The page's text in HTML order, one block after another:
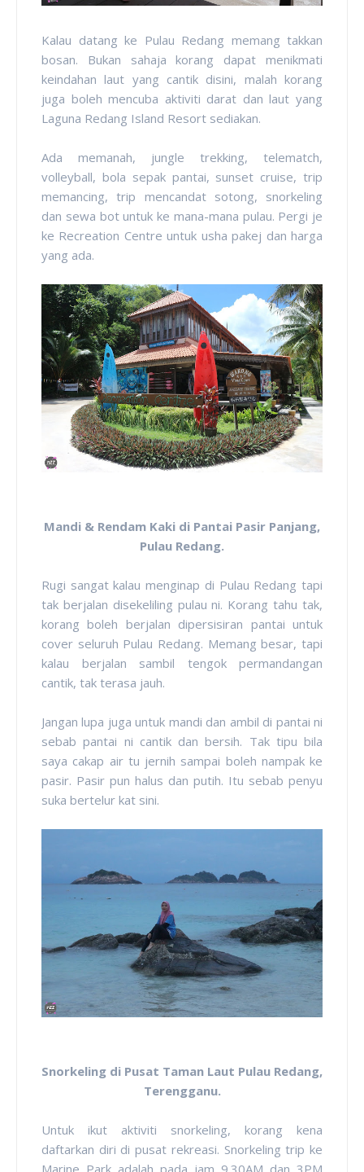
Kalau datang ke Pulau Redang memang takkan
bosan. Bukan sahaja korang dapat menikmati
keindahan laut yang cantik disini, malah korang
juga boleh mencuba aktiviti darat dan laut yang
Laguna Redang Island Resort sediakan.
Ada memanah, jungle trekking, telematch,
volleyball, bola sepak pantai, sunset cruise, trip
memancing, trip mencandat sotong, snorkeling
dan sewa bot untuk ke mana-mana pulau. Pergi je
ke Recreation Centre untuk usha pakej dan harga
yang ada.
Mandi & Rendam Kaki di Pantai Pasir Panjang,
Pulau Redang.
Rugi sangat kalau menginap di Pulau Redang tapi
tak berjalan disekeliling pulau ni. Korang tahu tak,
korang boleh berjalan dipersisiran pantai untuk
cover seluruh Pulau Redang. Memang besar, tapi
kalau berjalan sambil tengok permandangan
cantik, tak terasa jauh.
Jangan lupa juga untuk mandi dan ambil di pantai ni
sebab pantai ni cantik dan bersih. Tak tipu bila
saya cakap air tu jernih sampai boleh nampak ke
pasir. Pasir pun halus dan putih. Itu sebab penyu
suka bertelur kat sini.
Snorkeling di Pusat Taman Laut Pulau Redang,
Terengganu.
Untuk ikut aktiviti snorkeling, korang kena
daftarkan diri di pusat rekreasi. Snorkeling trip ke